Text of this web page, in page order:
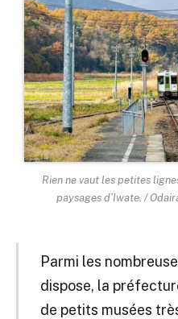
Rien ne vaut les petites
paysages d’Iwate. /
Parmi les
dispose, la
de petits musées